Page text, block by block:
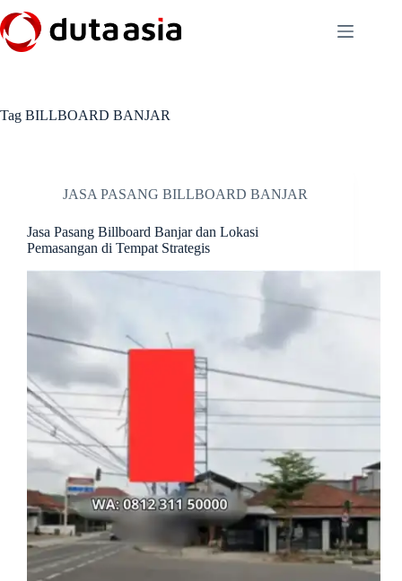
to
content
Tag BILLBOARD BANJAR
JASA PASANG BILLBOARD BANJAR
Jasa Pasang Billboard Banjar dan Lokasi
Pemasangan di Tempat Strategis